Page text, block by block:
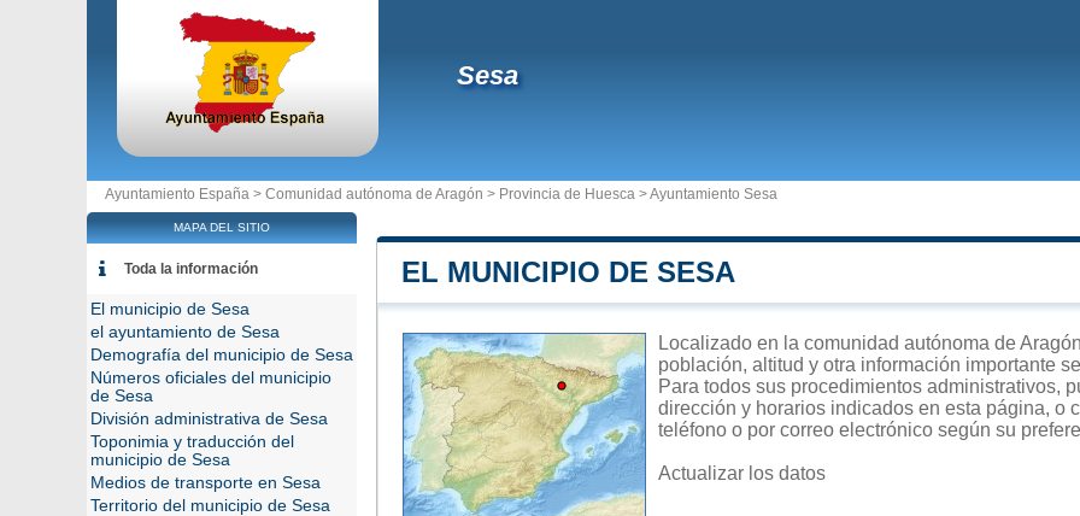
Sesa
Ayuntamiento España > Comunidad autónoma de Aragón > Provincia de Huesca >Ayuntamiento Sesa
EL MUNICIPIO DE SESA
Localizado en la comunidad autónoma de
población, altitud y otra información importante
Para todos sus procedimientos administrativos,
dirección y horarios indicados en esta página, o
teléfono o por correo electrónico según su
Actualizar los datos
MAPA DEL SITIO
Toda la información
El municipio de Sesa
el ayuntamiento de Sesa
Demografía del municipio de Sesa
Números oficiales del municipio
de Sesa
División administrativa de Sesa
Toponimia y traducción del
municipio de Sesa
Medios de transporte en Sesa
Territorio del municipio de Sesa